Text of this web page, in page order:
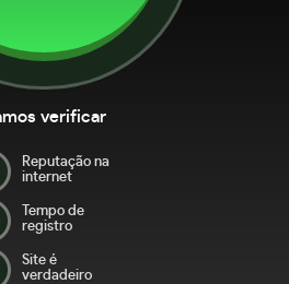
verificar
Reputação na
internet
Tempo de
registro
Site é
verdadeiro